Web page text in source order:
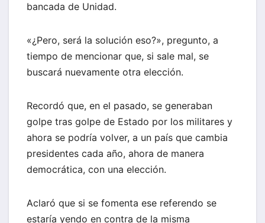
bancada de Unidad.
«¿Pero, será la solución eso?», pregunto, a
tiempo de mencionar que, si sale mal, se
buscará nuevamente otra elección.
Recordó que, en el pasado, se generaban
golpe tras golpe de Estado por los militares y
ahora se podría volver, a un país que cambia
presidentes cada año, ahora de manera
democrática, con una elección.
Aclaró que si se fomenta ese referendo se
estaría yendo en contra de la misma